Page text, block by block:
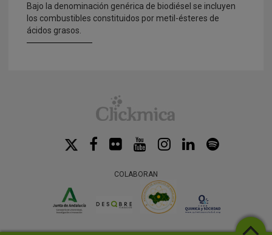
Bajo la denominación genérica de biodiésel se incluyen
los combustibles constituidos por metil-ésteres de
ácidos grasos.
COLABORAN